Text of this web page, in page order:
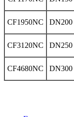
CF1950NC DN200
CF3120NC DN250
CF4680NC DN300